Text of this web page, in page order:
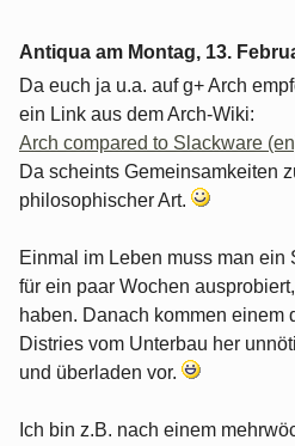
Antiqua am Montag, 13.
Da euch ja u.a. auf g+ Arch
ein Link aus dem Arch-Wiki:
Arch compared to Slackware
Da scheints Gemeinsamkeiten
philosophischer Art.
Einmal im Leben muss man ein
für ein paar Wochen
haben. Danach kommen einem
Distries vom Unterbau her
und überladen vor.
Ich bin z.B. nach einem